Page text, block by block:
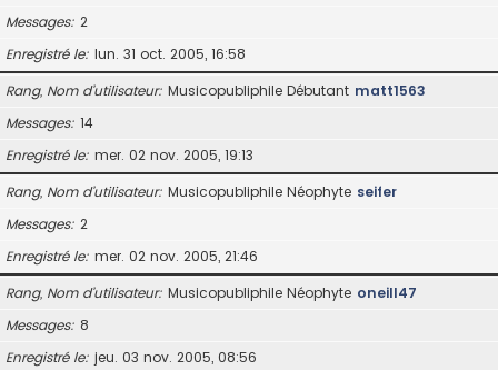
Messages 2
Enregistré le lun. 31 oct. 2005, 16:58
Rang, Nom d’utilisateur Musicopubliphile Débutant matt1563
Messages 14
Enregistré le mer. 02 nov. 2005, 19:13
Rang, Nom d’utilisateur Musicopubliphile Néophyte seifer
Messages 2
Enregistré le mer. 02 nov. 2005, 21:46
Rang, Nom d’utilisateur Musicopubliphile Néophyte oneill47
Messages 8
Enregistré le jeu. 03 nov. 2005, 08:56